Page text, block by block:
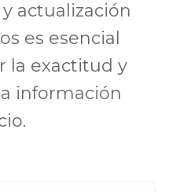
actualización
es esencial
la exactitud y
información